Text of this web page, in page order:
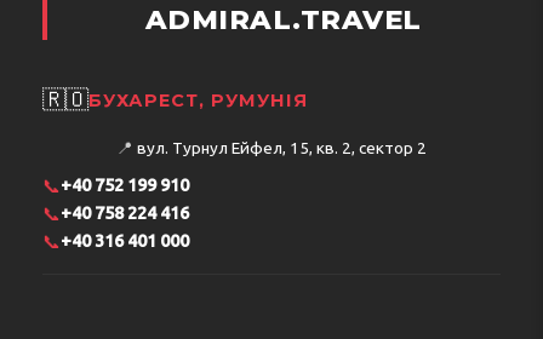
ADMIRAL.TRAVEL
🇷🇴БУХАРЕСТ, РУМУНІЯ
📍 вул. Турнул Ейфел, 15, кв. 2, сектор 2
📞+40 752 199 910
📞+40 758 224 416
📞+40 316 401 000